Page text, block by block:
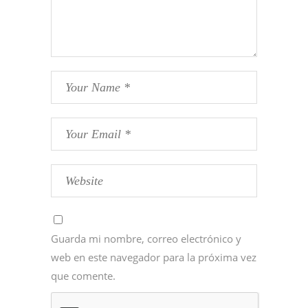
Guarda mi nombre, correo electrónico y
web en este navegador para la próxima vez
que comente.